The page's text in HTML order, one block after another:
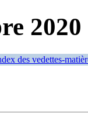
2020
des vedettes-